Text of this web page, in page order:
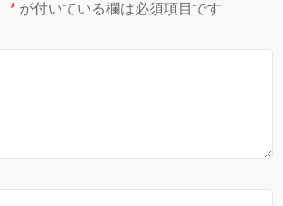
* が付いている欄は必須項目です